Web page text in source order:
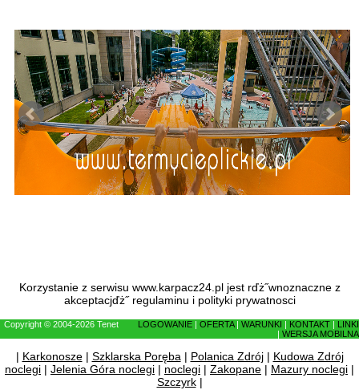
Korzystanie z serwisu www.karpacz24.pl jest rďż˝wnoznaczne z
akceptacjďż˝ regulaminu i polityki prywatnosci
Copyright © 2004-2026 Tenet LOGOWANIE OFERTA| WARUNKI KONTAKT
LINKI
WERSJA MOBILNA
| Karkonosze| Szklarska Poręba| Polanica Zdrój| Kudowa Zdrój
noclegi | Jelenia Góra noclegi | noclegi | Zakopane | Mazury noclegi |
Szczyrk|